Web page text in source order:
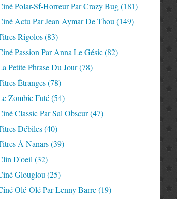
Polar-Sf-Horreur Par Crazy Bug(181)
Actu Par Jean Aymar De Thou (149)
Rigolos(83)
Passion Par Anna Le Gésic(82)
Petite Phrase Du Jour(78)
Étranges(78)
Zombie Futé(54)
Classic Par Sal Obscur(47)
Débiles(40)
À Nanars(39)
D'oeil (32)
Glouglou (25)
Olé-Olé Par Lenny Barre(19)